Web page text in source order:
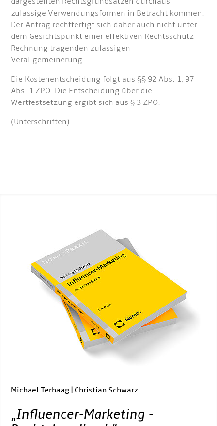
zulässige Verwendungsformen in Betracht kommen.
Der Antrag rechtfertigt sich daher auch nicht unter
dem Gesichtspunkt einer effektiven Rechtsschutz
Rechnung tragenden zulässigen
Verallgemeinerung.
Die Kostenentscheidung folgt aus §§ 92 Abs. 1, 97
Abs. 1 ZPO. Die Entscheidung über die
Wertfestsetzung ergibt sich aus § 3 ZPO.
(Unterschriften)
Michael Terhaag | Christian Schwarz
„Influencer-Marketing -